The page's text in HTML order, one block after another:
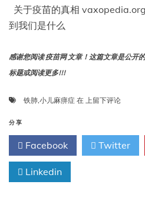
百
人
亡
关于疫苗的真相
到我们是什么
感谢您阅读 疫苗网 文章！这篇文章是公开
标题或阅读更多!!!
铁肺,小儿麻痹症 在 我
时
停
止
上留下评论
分享
Facebook Twitter
Linkedin